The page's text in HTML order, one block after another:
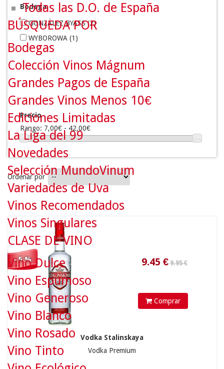
Bodega
GONZÁLEZ BYASS(2)
WYBOROWA (1)
Precio
Rango: 7,00€ - 42,00€
Ordenar por
- 5 %
Comprar
Vodka Stalinskaya
Vodka Premium
Todas las D.O. de España
BÚSQUEDA POR
Bodegas
Colección Vinos Mágnum
Grandes Pagos de España
Grandes Vinos Menos 10€
Ediciones Limitadas
La Liga del 99
Novedades
Selección MundoVinum
Variedades de Uva
Vinos Recomendados
Vinos Singulares
CLASE DE VINO
Vino Dulce
Vino Espumoso
Vino Generoso
Vino Blanco
Vino Rosado
Vino Tinto